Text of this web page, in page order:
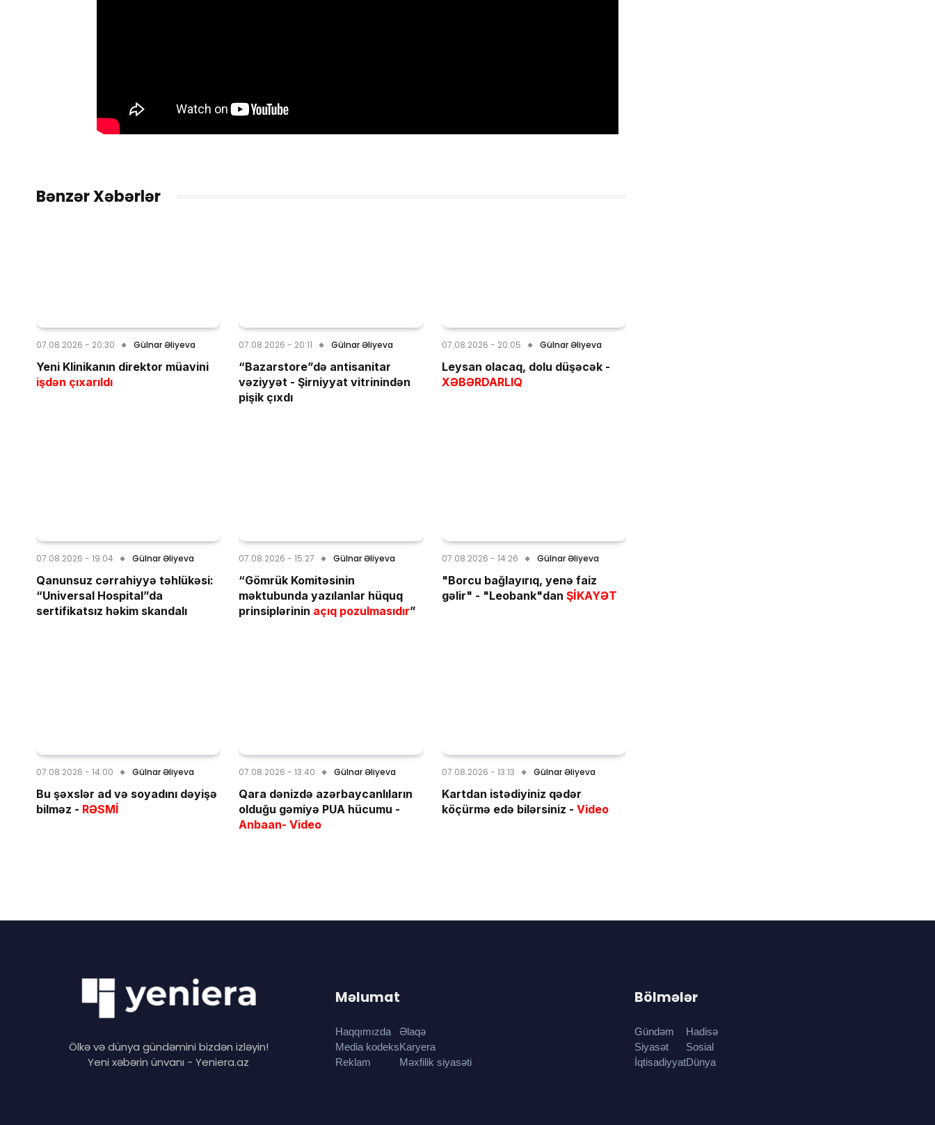
Bənzər Xəbərlər
07.08.2026 - 20:30 Gülnar Əliyeva
Yeni Klinikanın direktor müavini
işdən çıxarıldı
07.08.2026 - 20:11 Gülnar Əliyeva
“Bazarstore”də antisanitar
vəziyyət - Şirniyyat vitrinindən
pişik çıxdı
07.08.2026 - 20:05 Gülnar Əliyeva
Leysan olacaq, dolu düşəcək -
XƏBƏRDARLIQ
07.08.2026 - 19:04 Gülnar Əliyeva
Qanunsuz cərrahiyyə təhlükəsi:
“Universal Hospital”da
sertifikatsız həkim skandalı
07.08.2026 - 15:27 Gülnar Əliyeva
“Gömrük Komitəsinin
məktubunda yazılanlar hüquq
prinsiplərinin açıq pozulmasıdır”
07.08.2026 - 14:26 Gülnar Əliyeva
"Borcu bağlayırıq, yenə faiz
gəlir" - "Leobank"dan ŞİKAYƏT
07.08.2026 - 14:00 Gülnar Əliyeva
Bu şəxslər ad və soyadını dəyişə
bilməz - RƏSMİ
07.08.2026 - 13:40 Gülnar Əliyeva
Qara dənizdə azərbaycanlıların
olduğu gəmiyə PUA hücumu -
Anbaan- Video
07.08.2026 - 13:13 Gülnar Əliyeva
Kartdan istədiyiniz qədər
köçürmə edə bilərsiniz - Video
Ölkə və dünya gündəmini bizdən izləyin!
Yeni xəbərin ünvanı - Yeniera.az
Məlumat
Haqqımızda
Media kodeks
Reklam
Əlaqə
Karyera
Məxfilik siyasəti
Bölmələr
Gündəm
Siyasət
İqtisadiyyat
Hadisə
Sosial
Dünya